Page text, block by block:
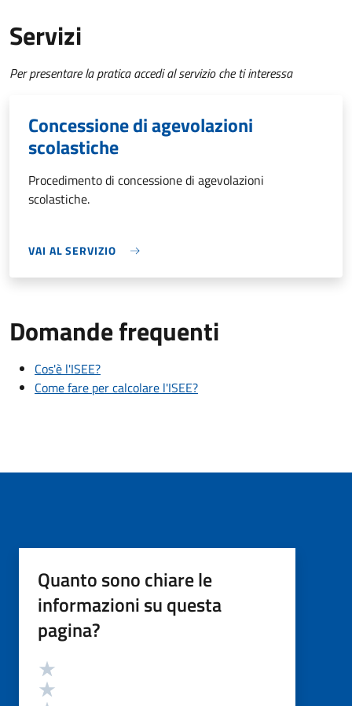
Servizi
Per presentare la pratica accedi al servizio che ti interessa
Concessione di agevolazioni
scolastiche
Procedimento di concessione di agevolazioni
scolastiche.
VAI AL SERVIZIO
Domande frequenti
Cos'è l'ISEE?
Come fare per calcolare l'ISEE?
Quanto sono chiare le
informazioni su questa
pagina?
Valutazione